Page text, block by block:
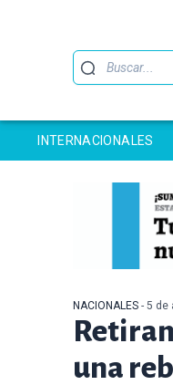
Buscar
INTERNACIONALES
NACIONALES - 5 de
una